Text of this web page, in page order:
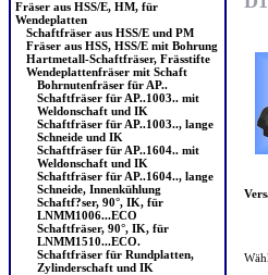
Fräser aus HSS/E, HM, für
Wendeplatten
Schaftfräser aus HSS/E und PM
Fräser aus HSS, HSS/E mit Bohrung
Hartmetall-Schaftfräser, Frässtifte
Wendeplattenfräser mit Schaft
Bohrnutenfräser für AP..
Schaftfräser für AP..1003.. mit
Weldonschaft und IK
Schaftfräser für AP..1003.., lange
Schneide und IK
Schaftfräser für AP..1604.. mit
Weldonschaft und IK
Schaftfräser für AP..1604.., lange
Schneide, Innenkühlung
Schaftf?ser, 90°, IK, für
LNMM1006...ECO
Schaftfräser, 90°, IK, für
LNMM1510...ECO.
Schaftfräser für Rundplatten,
Zylinderschaft und IK